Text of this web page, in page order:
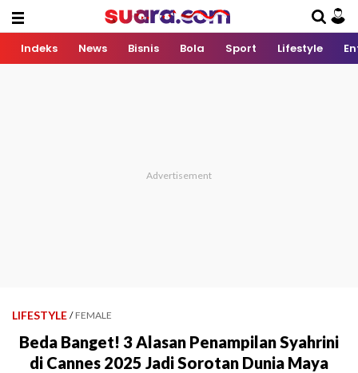
Indeks News Bisnis Bola Sport Lifestyle
LIFESTYLE / FEMALE
Beda Banget! 3 Alasan Penampilan Syahrini
di Cannes 2025 Jadi Sorotan Dunia Maya